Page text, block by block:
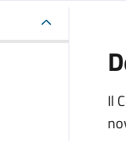
Il